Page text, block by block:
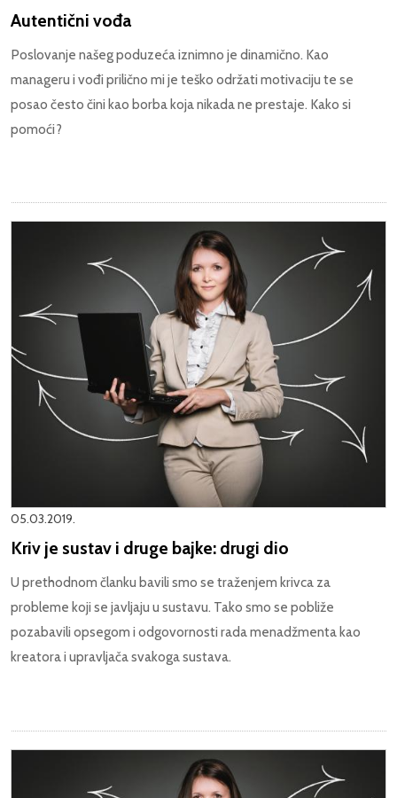
Autentični vođa
Poslovanje našeg poduzeća iznimno je dinamično. Kao
manageru i vođi prilično mi je teško održati motivaciju te se
posao često čini kao borba koja nikada ne prestaje. Kako si
pomoći?
05.03.2019.
Kriv je sustav i druge bajke: drugi dio
U prethodnom članku bavili smo se traženjem krivca za
probleme koji se javljaju u sustavu. Tako smo se pobliže
pozabavili opsegom i odgovornosti rada menadžmenta kao
kreatora i upravljača svakoga sustava.